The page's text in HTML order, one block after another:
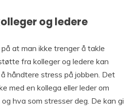
og ledere
at man ikke trenger å takle
fra kolleger og ledere kan
håndtere stress på jobben. Det
med en kollega eller leder om
hva som stresser deg. De kan gi